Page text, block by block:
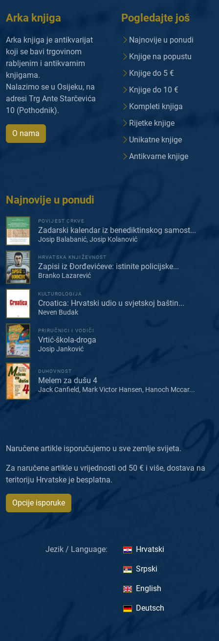
Arka knjiga
Arka knjiga je antikvarijat
koji se bavi trgovinom
rabljenim i antikvarnim
knjigama.
Nalazimo se u Osijeku, na
adresi Trg Ante Starčevića
10 (Pothodnik).
O nama
Pogledajte još
Najnovije u ponudi
Knjige na popustu
Knjige do 5 €
Knjige do 10 €
Kompleti knjiga
Rijetke knjige
Unikatne knjige
Antikvarne knjige
Najnovije u ponudi
POVIJEST CRKVE
Zadarski kalendar iz benediktinskog samost...
Josip Balabanić, Josip Kolanović
HRVATSKA KNJIŽEVNOST
Zapisi iz Đorđevićeve: istinite policijske...
Branko Lazarević
KULTUROLOGIJA
Croatica: Hrvatski udio u svjetskoj baštin...
Neven Budak
PRIRUČNICI I VODIČI
Vrtić-škola-droga
Josip Janković
DUHOVNOST
Melem za dušu 4
Jack Canfield, Mark Victor Hansen, Hanoch Mccar...
Naručene artikle isporučujemo u sve zemlje svijeta.
Za naručene artikle u vrijednosti od 50 € i više, dostava na
teritoriju Hrvatske je besplatna.
Opcije isporuke
Jezik / Language: Hrvatski
Srpski
English
Deutsch